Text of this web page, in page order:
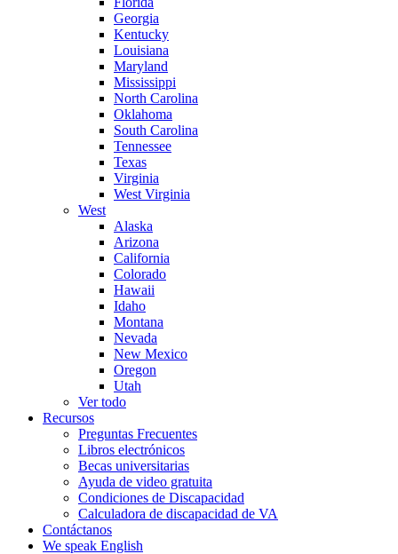
Georgia
Kentucky
Louisiana
Maryland
Mississippi
North Carolina
Oklahoma
South Carolina
Tennessee
Texas
Virginia
West Virginia
West
Alaska
Arizona
California
Colorado
Hawaii
Idaho
Montana
Nevada
New Mexico
Oregon
Utah
Ver todo
Recursos
Preguntas Frecuentes
Libros electrónicos
Becas universitarias
Ayuda de video gratuita
Condiciones de Discapacidad
Calculadora de discapacidad de VA
Contáctanos
We speak English